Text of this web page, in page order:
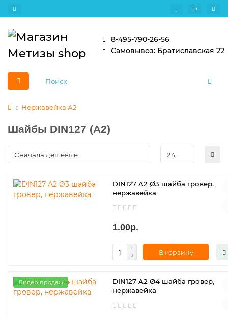
8-495-790-26-56
Самовывоз: Братиславская 22
Нержавейка А2
Шайбы DIN127 (A2)
DIN127 A2 Ø3 шайба гровер,
нержавейка
1.00р.
В корзину
Лидер продаж
DIN127 A2 Ø4 шайба гровер,
нержавейка